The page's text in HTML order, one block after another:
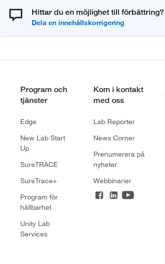
Hittar du en möjlighet till förbättring?
Program och
tjänster
Edge
New Lab Start
Up
SureTRACE
SureTrace+
Program för
hållbarhet
Unity Lab
Services
Kom i kontakt
med oss
Lab Reporter
News Corner
Prenumerera på
nyheter
Webbinarier